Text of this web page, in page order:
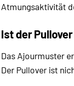
Atmungsaktivität
Ist der
Das Ajourmuster
Der Pullover ist